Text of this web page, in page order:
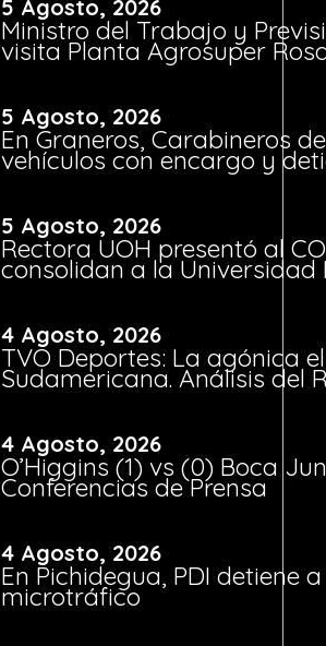
5 Agosto, 2026
Ministro del Trabajo y
visita Planta Agrosuper
5 Agosto, 2026
En Graneros, Carabineros
vehículos con encargo y
5 Agosto, 2026
Rectora UOH presentó al
consolidan a la Universidad
4 Agosto, 2026
TVO Deportes: La agónica
Sudamericana. Análisis del
4 Agosto, 2026
O’Higgins (1) vs (0) Boca
Conferencias de Prensa
4 Agosto, 2026
En Pichidegua, PDI detiene
microtráfico